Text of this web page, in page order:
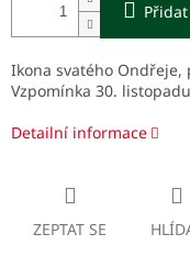
Ikona svatého Ondřeje,
Vzpomínka 30.
Detailní informace
ZEPTAT SE